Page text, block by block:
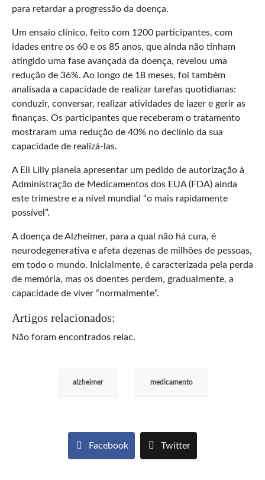
para retardar a progressão da doença.
Um ensaio clínico, feito com 1200 participantes, com
idades entre os 60 e os 85 anos, que ainda não tinham
atingido uma fase avançada da doença, revelou uma
redução de 36%. Ao longo de 18 meses, foi também
analisada a capacidade de realizar tarefas quotidianas:
conduzir, conversar, realizar atividades de lazer e gerir as
finanças. Os participantes que receberam o tratamento
mostraram uma redução de 40% no declínio da sua
capacidade de realizá-las.
A Eli Lilly planeia apresentar um pedido de autorização à
Administração de Medicamentos dos EUA (FDA) ainda
este trimestre e a nível mundial “o mais rapidamente
possível”.
A doença de Alzheimer, para a qual não há cura, é
neurodegenerativa e afeta dezenas de milhões de pessoas,
em todo o mundo. Inicialmente, é caracterizada pela perda
de memória, mas os doentes perdem, gradualmente, a
capacidade de viver “normalmente”.
Artigos relacionados:
Não foram encontrados relac.
alzheimer medicamento
Facebook Twitter